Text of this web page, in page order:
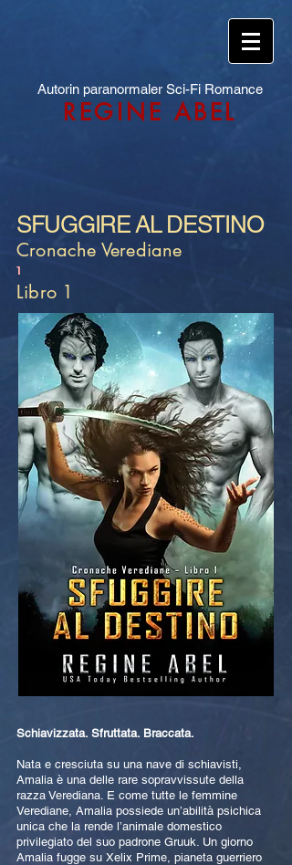
Autorin paranormaler Sci-Fi Romance
REGINE ABEL
SFUGGIRE AL DESTINO
Cronache Verediane
1
Libro 1
Schiavizzata. Sfruttata. Braccata.
Nata e cresciuta su una nave di schiavisti,
Amalia è una delle rare sopravvissute della
razza Verediana. E come tutte le femmine
Verediane, Amalia possiede un’abilità psichica
unica che la rende l’animale domestico
privilegiato del suo padrone Gruuk. Un giorno
Amalia fugge su Xelix Prime, pianeta guerriero